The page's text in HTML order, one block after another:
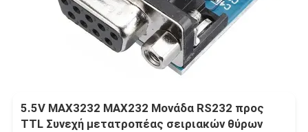
5.5V MAX3232 MAX232 Μονάδα RS232 προς
TTL Συνεχή μετατροπέας σειριακών θύρων